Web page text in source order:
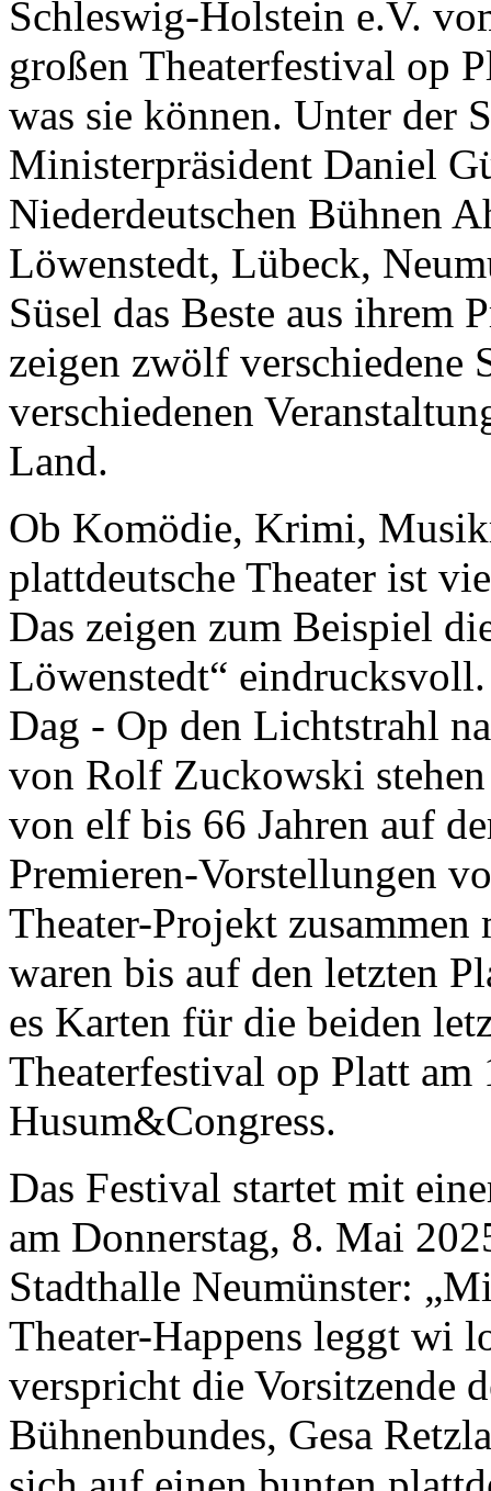
Schleswig-Holstein e.V.
großen Theaterfestival op
was sie können. Unter der
Ministerpräsident Daniel
Niederdeutschen Bühnen
Löwenstedt, Lübeck,
Süsel das Beste aus ihrem
zeigen zwölf verschiedene
verschiedenen
Land.
Ob Komödie, Krimi,
plattdeutsche Theater ist
Das zeigen zum Beispiel
Löwenstedt“
Dag - Op den Lichtstrahl
von Rolf Zuckowski
von elf bis 66 Jahren auf
Premieren-Vorstellungen
Theater-Projekt
waren bis auf den letzten
es Karten für die beiden
Theaterfestival op Platt
Husum&Congress.
Das Festival startet mit
am Donnerstag, 8. Mai
Stadthalle Neumünster:
Theater-Happens leggt wi
verspricht die Vorsitzende
Bühnenbundes, Gesa